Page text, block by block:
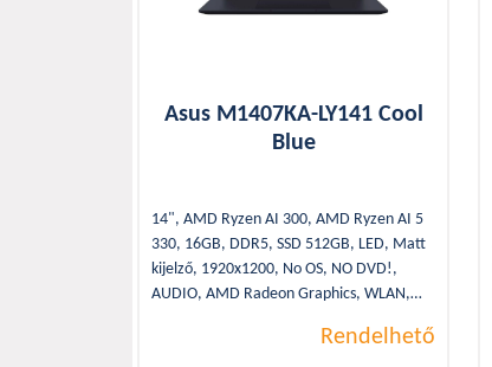
Asus M1407KA-LY141 Cool
Blue
14", AMD Ryzen AI 300, AMD Ryzen AI 5
330, 16GB, DDR5, SSD 512GB, LED, Matt
kijelző, 1920x1200, No OS, NO DVD!,
AUDIO, AMD Radeon Graphics, WLAN,
1,46Kg, WEBCAM, HDMI, SSD, Blue,
Rendelhető